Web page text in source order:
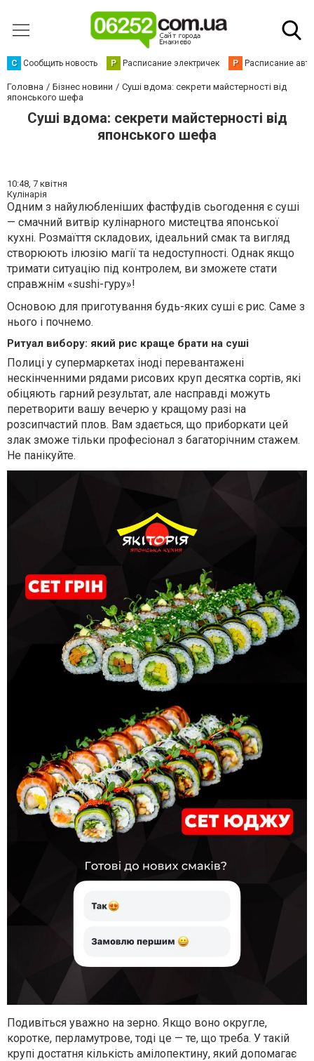
С Сообщить новость Р Расписание электричек Р Расписание
Головна Бізнес новини
Суші вдома: секрети майстерності від
японського шефа
Суші вдома: секрети майстерності від
японського шефа
10:48, 7 квітня
Кулінарія
Одним з найулюбленіших фастфудів сьогодення є суші
— смачний витвір кулінарного мистецтва японської
кухні. Розмаїття складових, ідеальний смак та вигляд
створюють ілюзію магії та недоступності. Однак якщо
тримати ситуацію під контролем, ви зможете стати
справжнім «sushi-гуру»!
Основою для приготування будь-яких суші є рис. Саме з
нього і почнемо.
Ритуал вибору: який рис краще брати на суші
Полиці у супермаркетах іноді перевантажені
нескінченними рядами рисових круп десятка сортів, які
обіцяють гарний результат, але насправді можуть
перетворити вашу вечерю у кращому разі на
розсипчастий плов. Вам здається, що приборкати цей
злак зможе тільки професіонал з багаторічним стажем.
Не панікуйте.
Подивіться уважно на зерно. Якщо воно округле,
коротке, перламутрове, тоді це — те, що треба. У такій
крупі достатня кількість амілопектину, який допомагає